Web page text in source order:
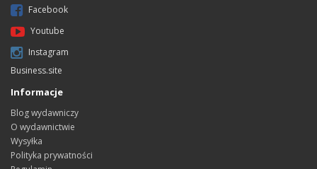
Facebook
Youtube
Instagram
Business.site
Informacje
Blog wydawniczy
O wydawnictwie
Wysyłka
Polityka prywatności